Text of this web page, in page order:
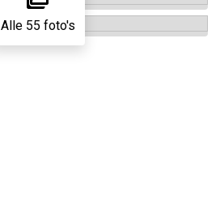
Alle 55 foto's